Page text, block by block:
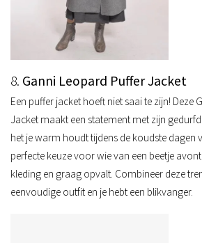
8. Ganni Leopard Puffer Jacket
Een puffer jacket hoeft niet saai te zijn! Deze
Jacket maakt een statement met zijn
het je warm houdt tijdens de koudste dagen
perfecte keuze voor wie van een beetje
kleding en graag opvalt. Combineer deze
eenvoudige outfit en je hebt een blikvanger.